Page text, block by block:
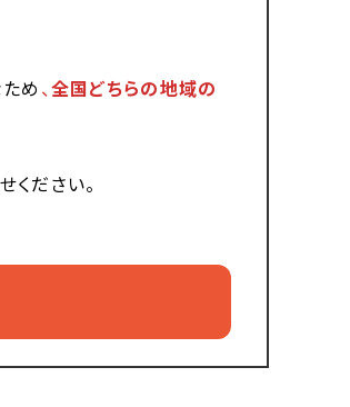
め 、 全国どちらの地域の
ください。